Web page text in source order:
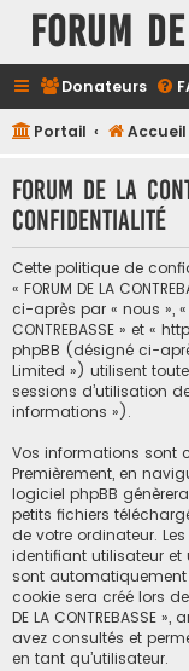
FORUM
Donateurs
Portail
FORUM DE LA
confidentialité
Cette politique de
« FORUM DE LA
ci-après par « nous », «
CONTREBASSE » et «
phpBB (désigné ci-
Limited ») utilisent
sessions d’utilisation
informations »).
Vos informations sont
Premièrement, en
logiciel phpBB
petits fichiers
de votre ordinateur.
identifiant utilisateur
sont automatiquement
cookie sera créé lors
DE LA CONTREBASSE
avez consultés et
en tant qu’utilisateur.